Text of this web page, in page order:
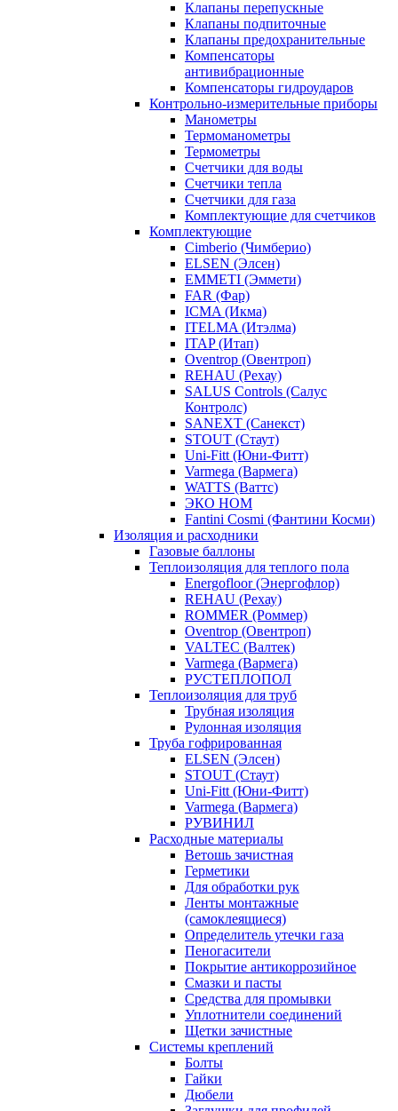
Клапаны перепускные
Клапаны подпиточные
Клапаны предохранительные
Компенсаторы
антивибрационные
Компенсаторы гидроударов
Контрольно-измерительные приборы
Манометры
Термоманометры
Термометры
Счетчики для воды
Счетчики тепла
Счетчики для газа
Комплектующие для счетчиков
Комплектующие
Cimberio (Чимберио)
ELSEN (Элсен)
EMMETI (Эммети)
FAR (Фар)
ICMA (Икма)
ITELMA (Итэлма)
ITAP (Итап)
Oventrop (Овентроп)
REHAU (Рехау)
SALUS Controls (Салус
Контролс)
SANEXT (Санекст)
STOUT (Стаут)
Uni-Fitt (Юни-Фитт)
Varmega (Вармега)
WATTS (Ваттс)
ЭКО НОМ
Fantini Cosmi (Фантини Косми)
Изоляция и расходники
Газовые баллоны
Теплоизоляция для теплого пола
Energofloor (Энергофлор)
REHAU (Рехау)
ROMMER (Роммер)
Oventrop (Овентроп)
VALTEC (Валтек)
Varmega (Вармега)
РУСТЕПЛОПОЛ
Теплоизоляция для труб
Трубная изоляция
Рулонная изоляция
Труба гофрированная
ELSEN (Элсен)
STOUT (Стаут)
Uni-Fitt (Юни-Фитт)
Varmega (Вармега)
РУВИНИЛ
Расходные материалы
Ветошь зачистная
Герметики
Для обработки рук
Ленты монтажные
(самоклеящиеся)
Определитель утечки газа
Пеногасители
Покрытие антикоррозийное
Смазки и пасты
Средства для промывки
Уплотнители соединений
Щетки зачистные
Системы креплений
Болты
Гайки
Дюбели